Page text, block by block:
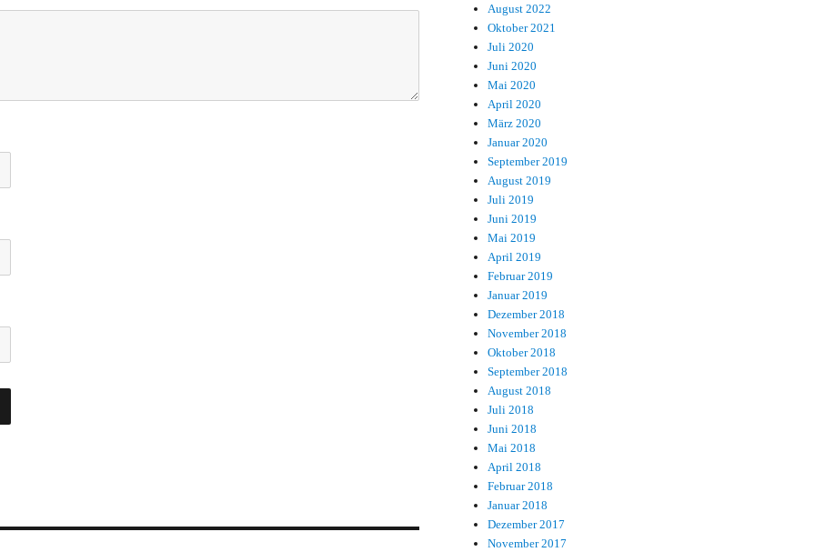
August 2022
Oktober 2021
Juli 2020
Juni 2020
Mai 2020
April 2020
März 2020
Januar 2020
September 2019
August 2019
Juli 2019
Juni 2019
Mai 2019
April 2019
Februar 2019
Januar 2019
Dezember 2018
November 2018
Oktober 2018
September 2018
August 2018
Juli 2018
Juni 2018
Mai 2018
April 2018
Februar 2018
Januar 2018
Dezember 2017
November 2017